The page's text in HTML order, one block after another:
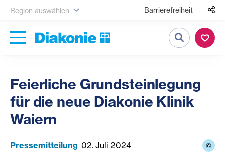
Region auswählen Barrierefreiheit
Suche
Feierliche Grundsteinlegung
für die neue Diakonie Klinik
Waiern
Pressemitteilung 02. Juli 2024 ©